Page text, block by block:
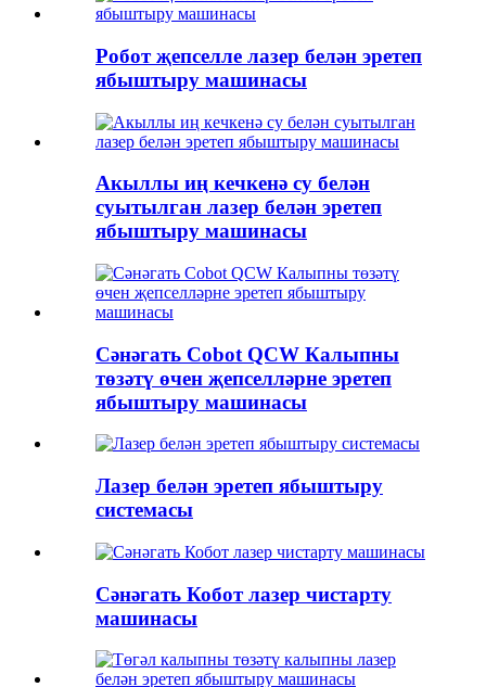
Робот җепселле лазер белән эретеп
ябыштыру машинасы
Акыллы иң кечкенә су белән
суытылган лазер белән эретеп
ябыштыру машинасы
Сәнәгать Cobot QCW Калыпны
төзәтү өчен җепселләрне эретеп
ябыштыру машинасы
Лазер белән эретеп ябыштыру
системасы
Сәнәгать Кобот лазер чистарту
машинасы